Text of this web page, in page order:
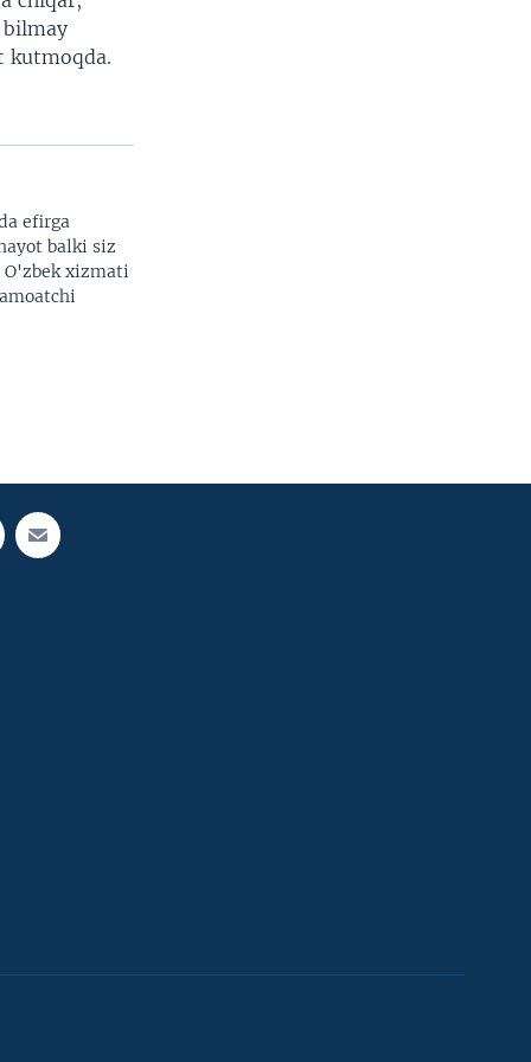
bilmay
kutmoqda.
efirga
balki siz
xizmati